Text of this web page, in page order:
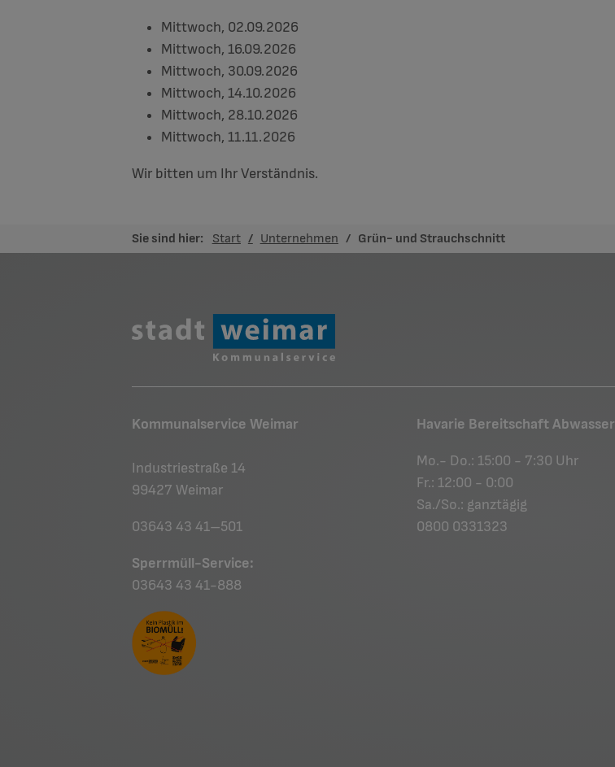
Mittwoch, 02.09.2026
Mittwoch, 16.09.2026
Mittwoch, 30.09.2026
Mittwoch, 14.10.2026
Mittwoch, 28.10.2026
Mittwoch, 11.11.2026
Wir bitten um Ihr Verständnis.
Sie sind hier: Start Unternehmen Grün- und Strauchschnitt
Kommunalservice Weimar
Industriestraße 14
99427 Weimar
03643 43 41–501
Sperrmüll-Service:
03643 43 41-888
Havarie Bereitschaft Abwasser
Mo.- Do.: 15:00 - 7:30 Uhr
Fr.: 12:00 - 0:00
Sa./So.: ganztägig
0800 0331323